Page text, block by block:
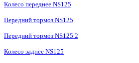
Колесо переднее NS125
Передний тормоз NS125
Передний тормоз NS125 2
Колесо заднее NS125